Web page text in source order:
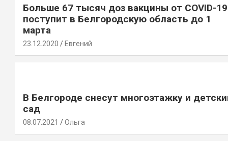
Больше 67 тысяч доз вакцины от COVID-19
поступит в Белгородскую область до 1
марта
23.12.2020 Евгений
В Белгороде снесут многоэтажку и
сад
08.07.2021 Ольга